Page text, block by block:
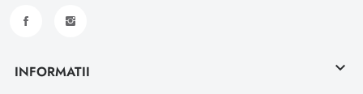
INFORMATII keyboard_arrow_down